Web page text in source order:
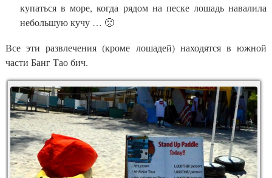
купаться в море, когда рядом на песке лошадь навалила
небольшую кучу … 🙁
Все эти развлечения (кроме лошадей) находятся в южной
части Банг Тао бич.